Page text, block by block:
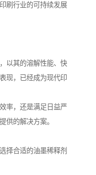
刷行业的可持续发展
以其的溶解性能、快
现，已经成为现代印
率，还是满足日益严
供的解决方案。
择合适的油墨稀释剂